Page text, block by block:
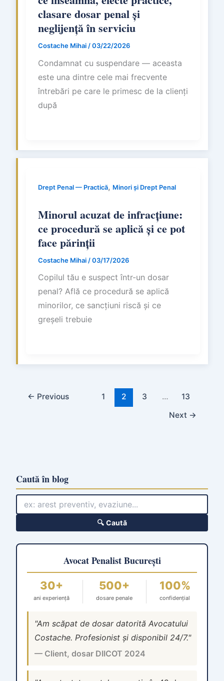
clasare dosar penal și
neglijență în serviciu
Costache Mihai /03/22/2026
Condamnat cu suspendare — aceasta
este una dintre cele mai frecvente
întrebări pe care le primesc de la clienți
după
Drept Penal — Practică, Minori și Drept Penal
Minorul acuzat de infracțiune:
ce procedură se aplică și ce pot
face părinții
Costache Mihai /03/17/2026
Copilul tău e suspect într-un dosar
penal? Află ce procedură se aplică
minorilor, ce sancțiuni riscă și ce
greșeli trebuie
← Previous 1 2 3 …
13
Next →
Caută în blog
🔍 Caută
Avocat Penalist București
30+
ani experiență
500+
dosare penale
100%
confidențial
"Am scăpat de dosar datorită Avocatului
Costache. Profesionist și disponibil 24/7."
— Client, dosar DIICOT 2024